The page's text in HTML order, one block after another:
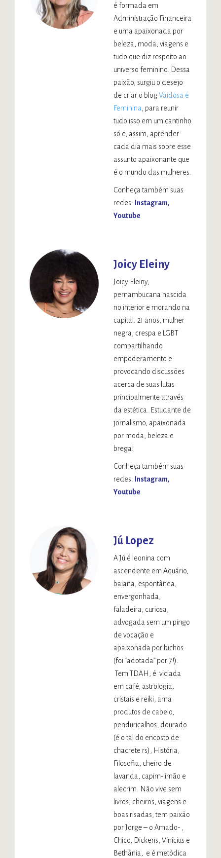
é formada em
Administração Financeira
e uma apaixonada por
beleza, moda, viagens e
tudo que diz respeito ao
universo feminino. Dessa
paixão, surgiu o desejo
de criar o blogVaidosa e
Feminina
, para reunir
tudo isso em um cantinho
só e, assim, aprender
cada dia mais sobre esse
assunto apaixonante que
é o mundo das mulheres.
Conheça também suas
redes: Instagram
Youtube
Joicy Eleiny
Joicy Eleiny,
pernambucana nascida
no interior e morando na
capital. 21 anos, mulher
negra, crespa e LGBT
compartilhando
empoderamento e
provocando discussões
acerca de suas lutas
principalmente através
da estética. Estudante de
jornalismo, apaixonada
por moda, beleza e
brega!
Conheça também suas
redes: Instagram
Youtube
Jú Lopez
A Jú é leonina com
ascendente em Aquário,
baiana, espontânea,
envergonhada,
faladeira, curiosa,
advogada sem um pingo
de vocação e
apaixonada por bichos
(foi “adotada” por 7!).
Tem TDAH, é viciada
em café, astrologia,
cristais e reiki, ama
produtos de cabelo,
penduricalhos, dourado
(é o tal do encosto de
chacrete rs), História,
Filosofia, cheiro de
lavanda, capim-limão e
alecrim. Não vive sem
livros, cheiros, viagens e
boas risadas, tem paixão
por Jorge – o Amado- ,
Chico, Dickens, Vinícius e
Bethânia, e é metódica